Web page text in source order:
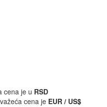
cena je u RSD
cena je EUR / US$